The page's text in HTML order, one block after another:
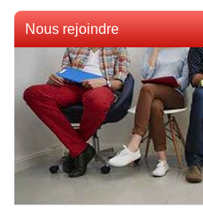
Nous rejoindre